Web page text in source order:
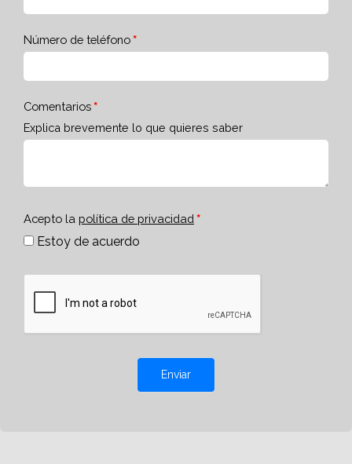
Número de teléfono
Comentarios
Explica brevemente lo que quieres saber
Acepto la política de privacidad
Estoy de acuerdo
Enviar